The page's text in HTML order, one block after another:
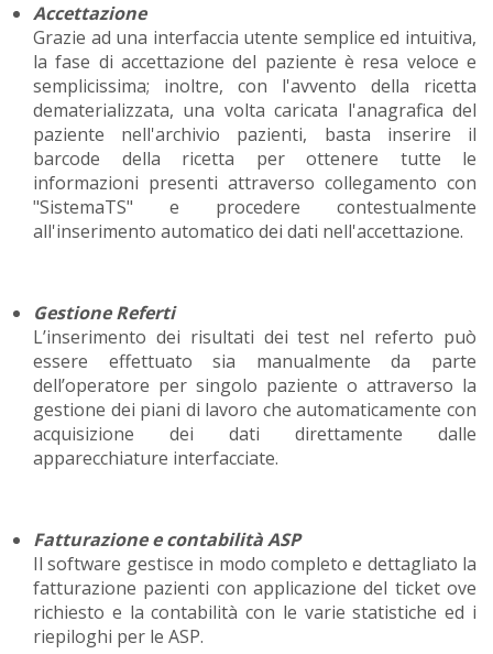
Accettazione
Grazie ad una interfaccia utente semplice ed intuitiva,
la fase di accettazione del paziente è resa veloce e
semplicissima; inoltre, con l'avvento della ricetta
dematerializzata, una volta caricata l'anagrafica del
paziente nell'archivio pazienti, basta inserire il
barcode della ricetta per ottenere tutte le
informazioni presenti attraverso collegamento con
"SistemaTS" e procedere contestualmente
all'inserimento automatico dei dati nell'accettazione.
Gestione Referti
L’inserimento dei risultati dei test nel referto può
essere effettuato sia manualmente da parte
dell’operatore per singolo paziente o attraverso la
gestione dei piani di lavoro che automaticamente con
acquisizione dei dati direttamente dalle
apparecchiature interfacciate.
Fatturazione e contabilità ASP
Il software gestisce in modo completo e dettagliato la
fatturazione pazienti con applicazione del ticket ove
richiesto e la contabilità con le varie statistiche ed i
riepiloghi per le ASP.